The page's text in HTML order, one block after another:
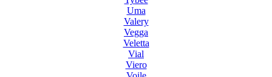
Uma
Valery
Vegga
Veletta
Vial
Viero